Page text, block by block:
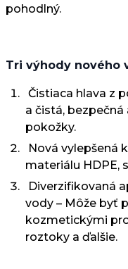
pohodlný.
Tri výhody nového
Čistiaca hlava z
a čistá,
pokožky.
Nová vylepšená
materiálu HDPE,
Diverzifikovaná
vody – Môže byť
kozmetickými
roztoky a ďalšie.